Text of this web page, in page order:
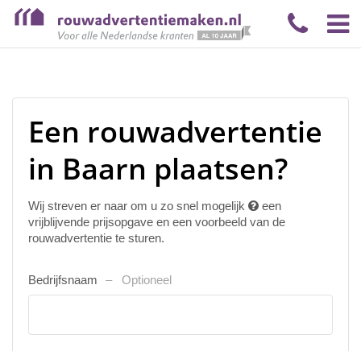
Een rouwadvertentie
in Baarn plaatsen?
Wij streven er naar om u zo snel mogelijk
een
vrijblijvende prijsopgave en een voorbeeld van de
rouwadvertentie te sturen.
Bedrijfsnaam Optioneel